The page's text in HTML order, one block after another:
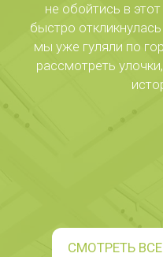
не обойтись в
быстро
мы уже гуляли по
рассмотреть
СМОТРЕТЬ